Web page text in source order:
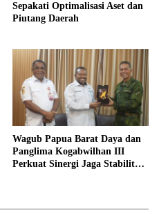
Sepakati Optimalisasi Aset dan
Piutang Daerah
Wagub Papua Barat Daya dan
Panglima Kogabwilhan III
Perkuat Sinergi Jaga Stabilitas